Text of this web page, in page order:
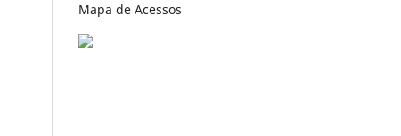
Mapa de Acessos